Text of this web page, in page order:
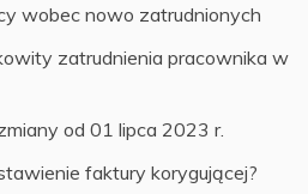
wobec nowo zatrudnionych
zatrudnienia pracownika w
od 01 lipca 2023 r.
faktury korygującej?